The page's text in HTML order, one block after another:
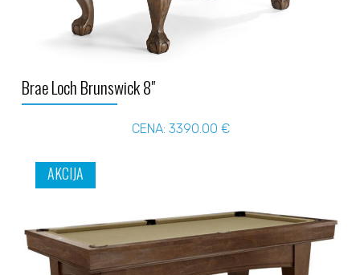
Brae Loch Brunswick 8"
CENA: 3390.00 €
AKCIJA